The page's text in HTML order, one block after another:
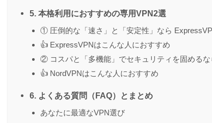
5. 本格利用におすすめの専用VPN2選
① 圧倒的な「速さ」と「安定性」なら
👍 ExpressVPNはこんな人におすすめ
② コスパと「多機能」でセキュリティを固めるな
👍 NordVPNはこんな人におすすめ
6. よくある質問（FAQ）とまとめ
あなたに最適なVPN選び